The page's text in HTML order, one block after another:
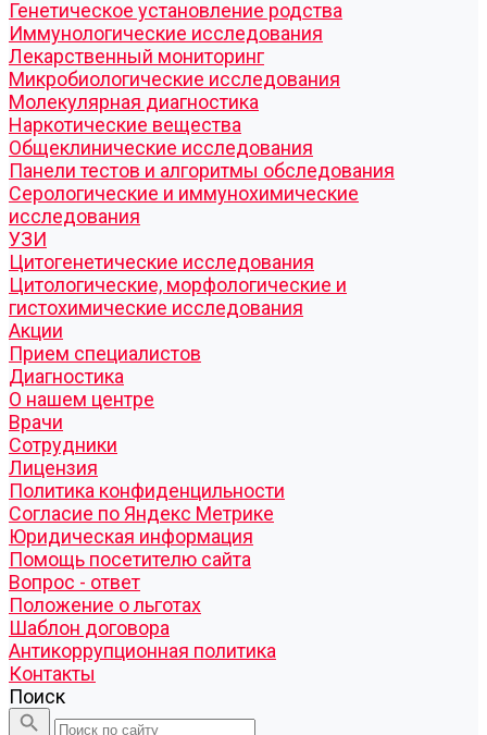
Генетическое установление родства
Иммунологические исследования
Лекарственный мониторинг
Микробиологические исследования
Молекулярная диагностика
Наркотические вещества
Общеклинические исследования
Панели тестов и алгоритмы обследования
Серологические и иммунохимические
исследования
УЗИ
Цитогенетические исследования
Цитологические, морфологические и
гистохимические исследования
Акции
Прием специалистов
Диагностика
О нашем центре
Врачи
Сотрудники
Лицензия
Политика конфиденцильности
Согласие по Яндекс Метрике
Юридическая информация
Помощь посетителю сайта
Вопрос - ответ
Положение о льготах
Шаблон договора
Антикоррупционная политика
Контакты
Поиск